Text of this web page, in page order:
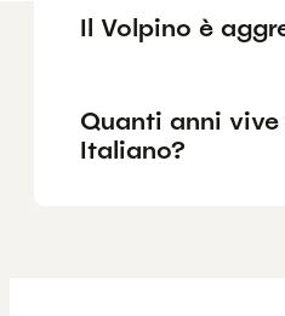
Il Volpino è
Quanti anni vive
Italiano?